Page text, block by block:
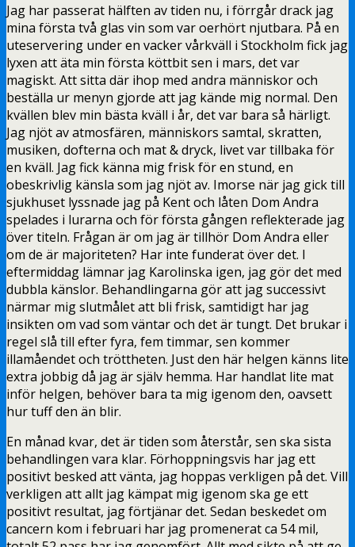
Jag har passerat hälften av tiden nu, i förrgår drack jag
mina första två glas vin som var oerhört njutbara. På en
uteservering under en vacker vårkväll i Stockholm fick jag
lyxen att äta min första köttbit sen i mars, det var
magiskt. Att sitta där ihop med andra människor och
beställa ur menyn gjorde att jag kände mig normal. Den
kvällen blev min bästa kväll i år, det var bara så härligt.
Jag njöt av atmosfären, människors samtal, skratten,
musiken, dofterna och mat & dryck, livet var tillbaka för
en kväll. Jag fick känna mig frisk för en stund, en
obeskrivlig känsla som jag njöt av. Imorse när jag gick till
sjukhuset lyssnade jag på Kent och låten Dom Andra
spelades i lurarna och för första gången reflekterade jag
över titeln. Frågan är om jag är tillhör Dom Andra eller
om de är majoriteten? Har inte funderat över det. I
eftermiddag lämnar jag Karolinska igen, jag gör det med
dubbla känslor. Behandlingarna gör att jag successivt
närmar mig slutmålet att bli frisk, samtidigt har jag
insikten om vad som väntar och det är tungt. Det brukar i
regel slå till efter fyra, fem timmar, sen kommer
illamåendet och tröttheten. Just den här helgen känns lite
extra jobbig då jag är själv hemma. Har handlat lite mat
inför helgen, behöver bara ta mig igenom den, oavsett
hur tuff den än blir.
En månad kvar, det är tiden som återstår, sen ska sista
behandlingen vara klar. Förhoppningsvis har jag ett
positivt besked att vänta, jag hoppas verkligen på det. Vill
verkligen att allt jag kämpat mig igenom ska ge ett
positivt resultat, jag förtjänar det. Sedan beskedet om
cancern kom i februari har jag promenerat ca 54 mil,